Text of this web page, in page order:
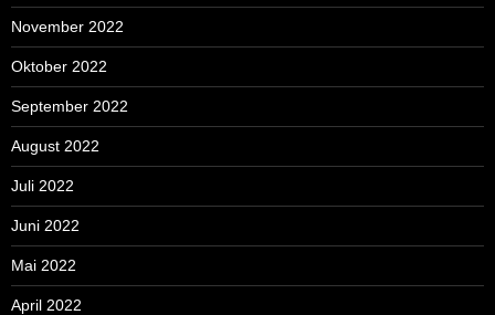
November 2022
Oktober 2022
September 2022
August 2022
Juli 2022
Juni 2022
Mai 2022
April 2022